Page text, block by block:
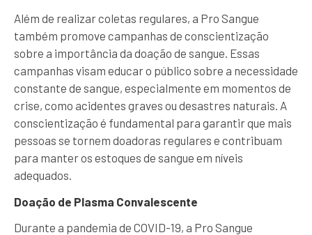
Além de realizar coletas regulares, a Pro Sangue
também promove campanhas de conscientização
sobre a importância da doação de sangue. Essas
campanhas visam educar o público sobre a necessidade
constante de sangue, especialmente em momentos de
crise, como acidentes graves ou desastres naturais. A
conscientização é fundamental para garantir que mais
pessoas se tornem doadoras regulares e contribuam
para manter os estoques de sangue em níveis
adequados.
Doação de Plasma Convalescente
Durante a pandemia de COVID-19, a Pro Sangue